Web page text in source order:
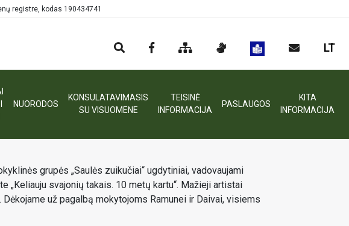
registre, kodas 190434741
LT
NUORODOS
KONSULATAVIMASIS
SU VISUOMENE
TEISINĖ
INFORMACIJA
PASLAUGOS
KITA
INFORMACIJA
kartu“
grupės „Saulės zuikučiai“ ugdytiniai, vadovaujami
svajonių takais. 10 metų kartu“. Mažieji artistai
už pagalbą mokytojoms Ramunei ir Daivai, visiems